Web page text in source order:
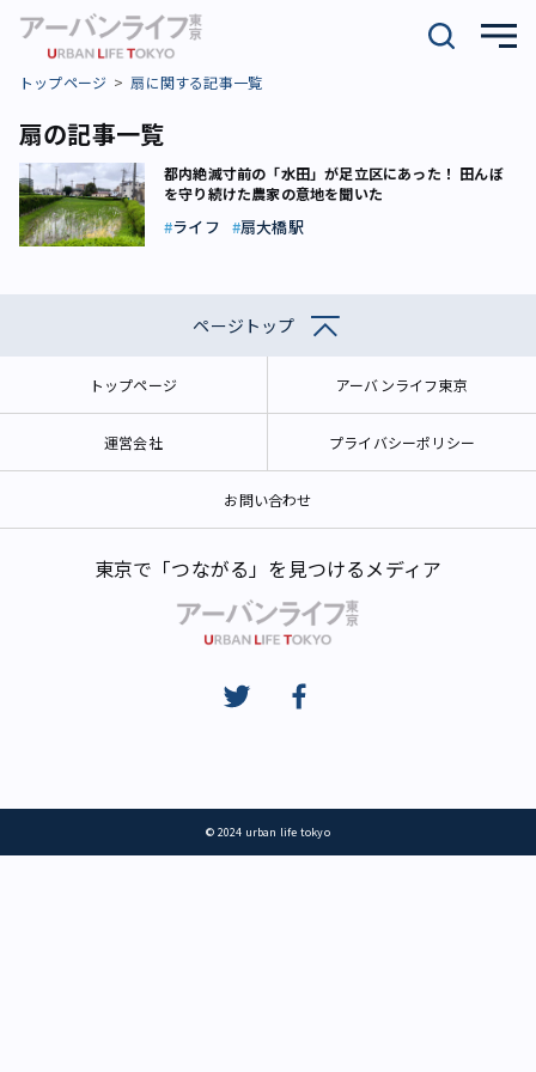
トップページ 扇に関する記事一覧
扇の記事一覧
都内絶滅寸前の「水田」が足立区にあった！ 田んぼ
を守り続けた農家の意地を聞いた
ライフ 扇大橋駅
ページトップ
トップページ アーバンライフ東京
運営会社 プライバシーポリシー
お問い合わせ
東京で「つながる」を見つけるメディア
© 2024 urban life tokyo